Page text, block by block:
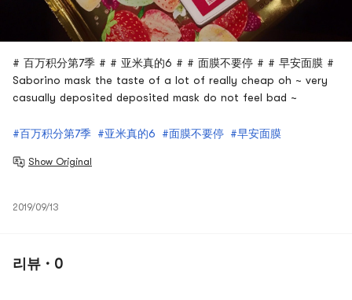
# 百万积分第7季 # # 亚米真的6 # # 面膜不要停 # # 早安面膜 #
Saborino mask the taste of a lot of really cheap oh ~ very
casually deposited deposited mask do not feel bad ~
#百万积分第7季 #亚米真的6 #面膜不要停 #早安面膜
Show Original
2019/09/13
리뷰 · 0